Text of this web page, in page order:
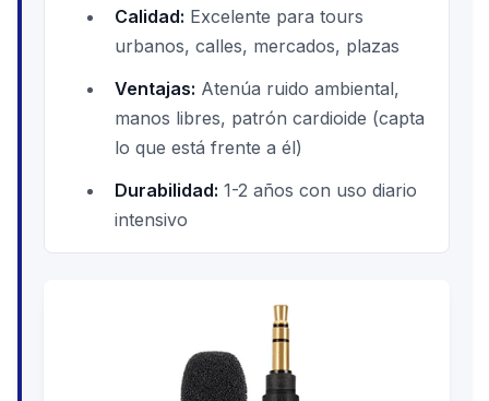
Calidad: Excelente para tours
urbanos, calles, mercados, plazas
Ventajas: Atenúa ruido ambiental,
manos libres, patrón cardioide (capta
lo que está frente a él)
Durabilidad: 1-2 años con uso diario
intensivo